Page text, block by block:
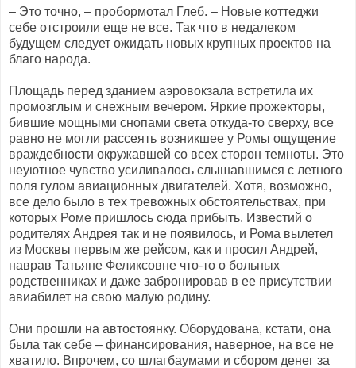
– Это точно, – пробормотал Глеб. – Новые коттеджи
себе отстроили еще не все. Так что в недалеком
будущем следует ожидать новых крупных проектов на
благо народа.
Площадь перед зданием аэровокзала встретила их
промозглым и снежным вечером. Яркие прожекторы,
бившие мощными снопами света откуда-то сверху, все
равно не могли рассеять возникшее у Ромы ощущение
враждебности окружавшей со всех сторон темноты. Это
неуютное чувство усиливалось слышавшимся с летного
поля гулом авиационных двигателей. Хотя, возможно,
все дело было в тех тревожных обстоятельствах, при
которых Роме пришлось сюда прибыть. Известий о
родителях Андрея так и не появилось, и Рома вылетел
из Москвы первым же рейсом, как и просил Андрей,
наврав Татьяне Феликсовне что-то о больных
родственниках и даже забронировав в ее присутствии
авиабилет на свою малую родину.
Они прошли на автостоянку. Оборудована, кстати, она
была так себе – финансирования, наверное, на все не
хватило. Впрочем, со шлагбаумами и сбором денег за